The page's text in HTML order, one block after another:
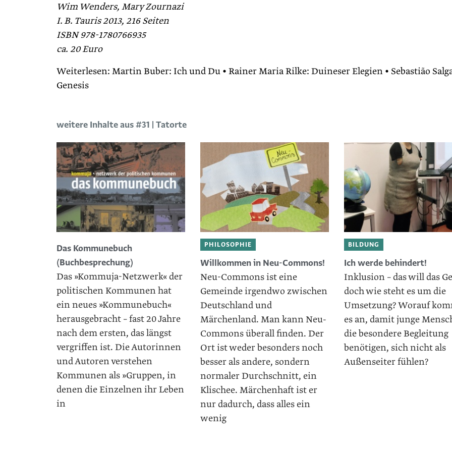
Wim Wenders, Mary Zournazi
I. B. Tauris 2013, 216 Seiten
ISBN 978-1780766935
ca. 20 Euro
Weiterlesen: Martin Buber: Ich und Du • Rainer Maria Rilke: Duineser Elegien • Sebastião
Genesis
weitere Inhalte aus #31 | Tatorte
Das Kommunebuch
(Buchbesprechung)
Das »Kommuja-Netzwerk« der
politischen Kommunen hat
ein neues »Kommunebuch«
herausgebracht – fast 20 Jahre
nach dem ersten, das längst
vergriffen ist. Die Autorinnen
und Autoren verstehen
Kommunen als »Gruppen, in
denen die Einzelnen ihr Leben
in
PHILOSOPHIE
Willkommen in Neu-Commons!
Neu-Commons ist eine
Gemeinde ­irgendwo zwischen
Deutschland und
Märchenland. Man kann Neu-
Commons überall finden. Der
Ort ist weder besonders noch
besser als andere, sondern
normaler Durchschnitt, ein
Klischee. Märchenhaft ist er
nur dadurch, dass alles ein
wenig
BILDUNG
Ich werde behindert!
Inklusion – das will das
doch wie steht es um die
Umsetzung? ­Worauf
es an, damit junge
die besondere Begleitung
benötigen, sich nicht als
Außenseiter fühlen?